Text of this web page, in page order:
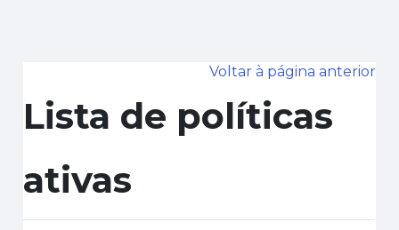
Voltar à página anterior
Lista de políticas
ativas